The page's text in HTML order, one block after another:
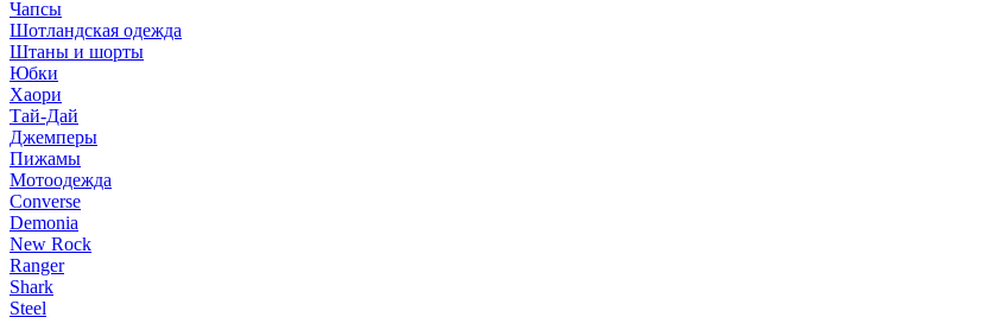
Чапсы
Шотландская одежда
Штаны и шорты
Юбки
Хаори
Тай-Дай
Джемперы
Пижамы
Мотоодежда
Converse
Demonia
New Rock
Ranger
Shark
Steel